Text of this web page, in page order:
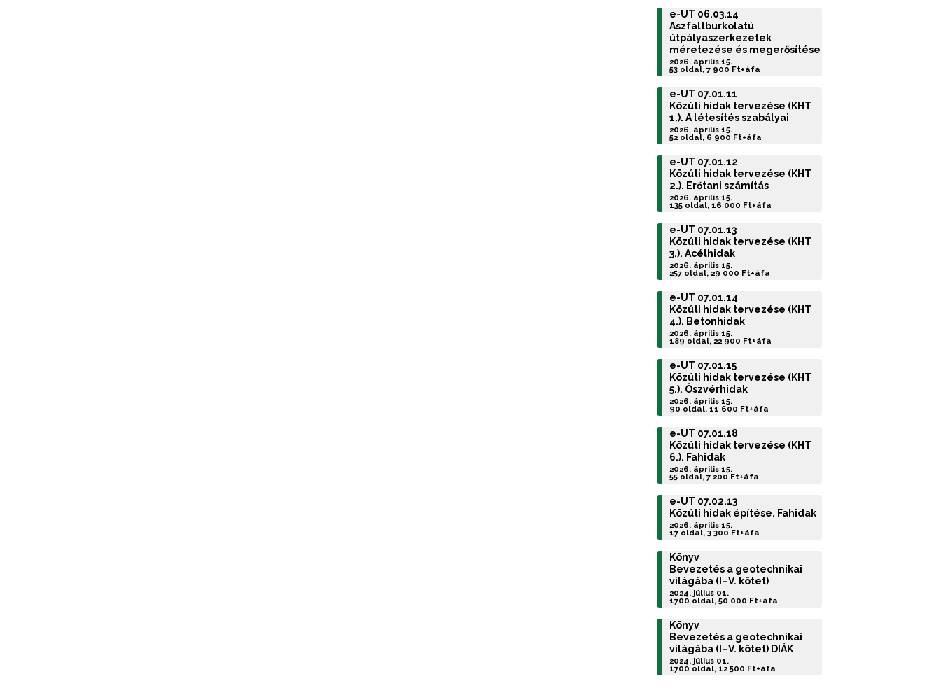
e-UT 06.03.14
Aszfaltburkolatú
útpályaszerkezetek
méretezése és megerősítése
2026. április 15.
53 oldal, 7 900 Ft+áfa
e-UT 07.01.11
Közúti hidak tervezése (KHT
1.). A létesítés szabályai
2026. április 15.
52 oldal, 6 900 Ft+áfa
e-UT 07.01.12
Közúti hidak tervezése (KHT
2.). Erőtani számítás
2026. április 15.
135 oldal, 16 000 Ft+áfa
e-UT 07.01.13
Közúti hidak tervezése (KHT
3.). Acélhidak
2026. április 15.
257 oldal, 29 000 Ft+áfa
e-UT 07.01.14
Közúti hidak tervezése (KHT
4.). Betonhidak
2026. április 15.
189 oldal, 22 900 Ft+áfa
e-UT 07.01.15
Közúti hidak tervezése (KHT
5.). Öszvérhidak
2026. április 15.
90 oldal, 11 600 Ft+áfa
e-UT 07.01.18
Közúti hidak tervezése (KHT
6.). Fahidak
2026. április 15.
55 oldal, 7 200 Ft+áfa
e-UT 07.02.13
Közúti hidak építése. Fahidak
2026. április 15.
17 oldal, 3 300 Ft+áfa
Könyv
Bevezetés a geotechnikai
világába (I–V. kötet)
2024. július 01.
1700 oldal, 50 000 Ft+áfa
Könyv
Bevezetés a geotechnikai
világába (I–V. kötet) DIÁK
2024. július 01.
1700 oldal, 12 500 Ft+áfa